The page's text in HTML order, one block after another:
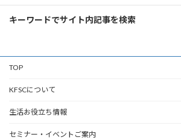
キーワードでサイト内記事を検索
TOP
KFSCについて
生活お役立ち情報
セミナー・イベントご案内